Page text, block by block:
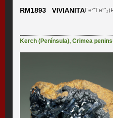
RM1893 VIVIANITA
Kerch (Península),Crimea